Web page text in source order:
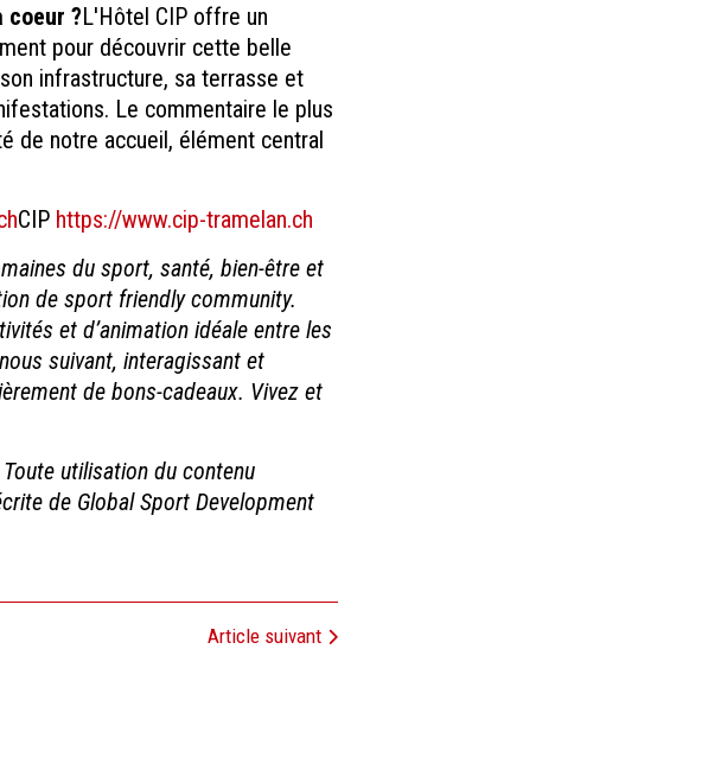
coeur ?L'Hôtel CIP offre un
pour découvrir cette belle
infrastructure, sa terrasse et
Le commentaire le plus
de notre accueil, élément central
CIP https://www.cip-tramelan.ch
du sport, santé, bien-être et
de sport friendly community.
et d’animation idéale entre les
suivant, interagissant et
de bons-cadeaux. Vivez et
utilisation du contenu
de Global Sport Development
Article suivant